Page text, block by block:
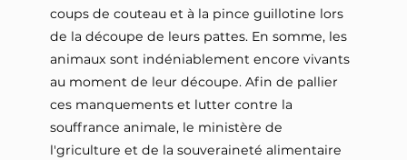
coups de couteau et à la pince guillotine lors
de la découpe de leurs pattes. En somme, les
animaux sont indéniablement encore vivants
au moment de leur découpe. Afin de pallier
ces manquements et lutter contre la
souffrance animale, le ministère de
l'griculture et de la souveraineté alimentaire